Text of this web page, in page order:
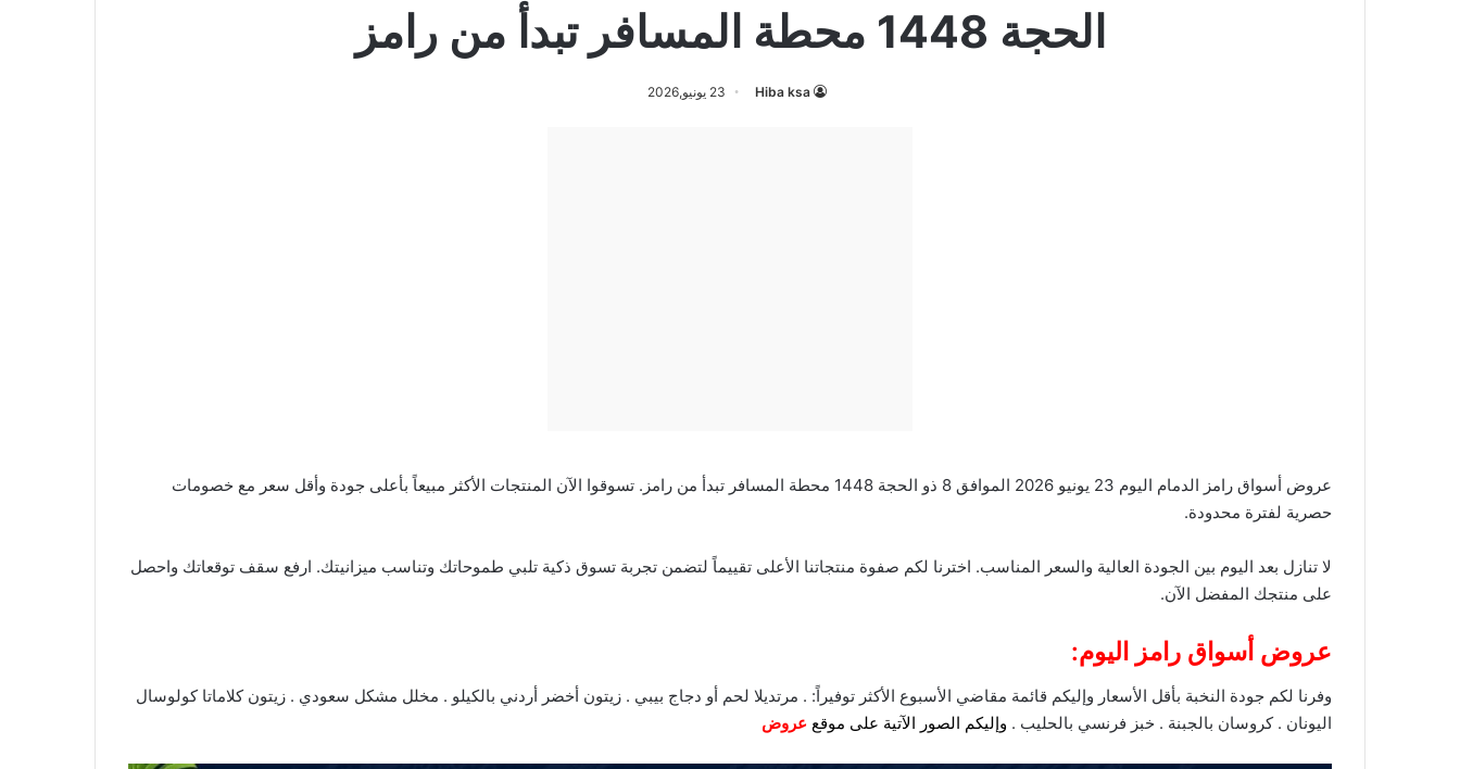
الحجة 1448 محطة المسافر تبدأ من رامز
Hiba ksa 23 يونيو,2026
عروض أسواق رامز الدمام اليوم 23 يونيو 2026 الموافق 8 ذو الحجة 1448 محطة المسافر تبدأ من رامز. تسوقوا الآن المنتجات الأكثر مبيعاً بأعلى جودة وأقل سعر مع
خصومات
حصرية لفترة محدودة.
لا تنازل بعد اليوم بين الجودة العالية والسعر المناسب. اخترنا لكم صفوة منتجاتنا الأعلى تقييماً لتضمن تجربة تسوق ذكية تلبي طموحاتك وتناسب ميزانيتك. ارفع سقف توقعاتك واحصل
على منتجك المفضل الآن.
عروض أسواق رامز اليوم:
وفرنا لكم جودة النخبة بأقل الأسعار وإليكم قائمة مقاضي الأسبوع الأكثر توفيراً: . مرتديلا لحم أو دجاج بيبي . زيتون أخضر أردني بالكيلو . مخلل مشكل سعودي . زيتون كلاماتا كولوسال
اليونان . كروسان بالجبنة . خبز فرنسي بالحليب . وإليكم الصور الآتية على موقع عروض